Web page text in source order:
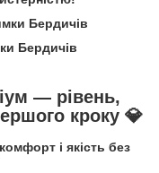
Бердичів
Бердичів
— рівень,
кроку 💎
і якість без